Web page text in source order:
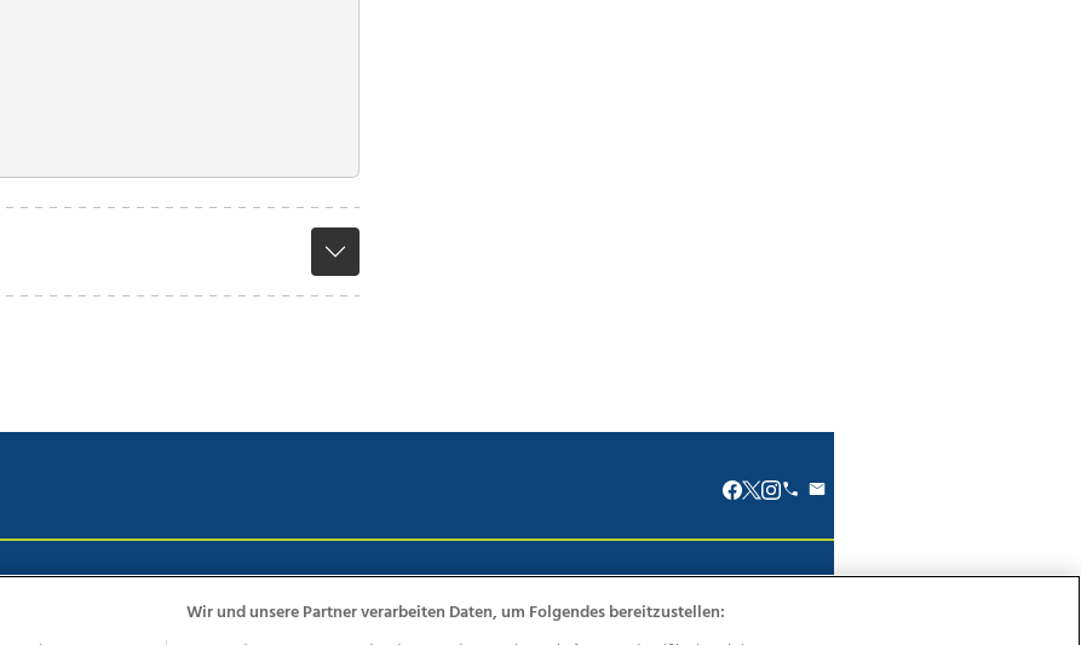
Wir und unsere Partner verarbeiten Daten, um Folgendes bereitzustellen: